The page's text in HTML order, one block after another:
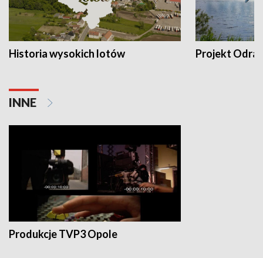
Historia wysokich lotów Projekt Odra
INNE
Produkcje TVP3 Opole